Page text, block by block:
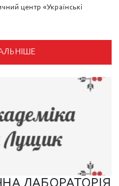
центр «Українські